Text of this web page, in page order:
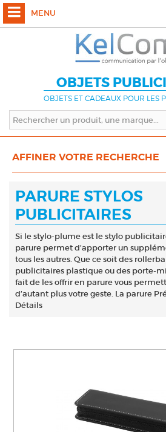
OBJETS
OBJETS ET CADEAUX POUR LES
MENU
AFFINER VOTRE RECHERCHE
PARURE STYLOS
PUBLICITAIRES
Si le stylo-plume est le stylo
parure permet d’apporter un
tous les autres. Que ce soit des
publicitaires plastique ou des porte-
fait de les offrir en parure vous
d’autant plus votre geste. La parure
Détails